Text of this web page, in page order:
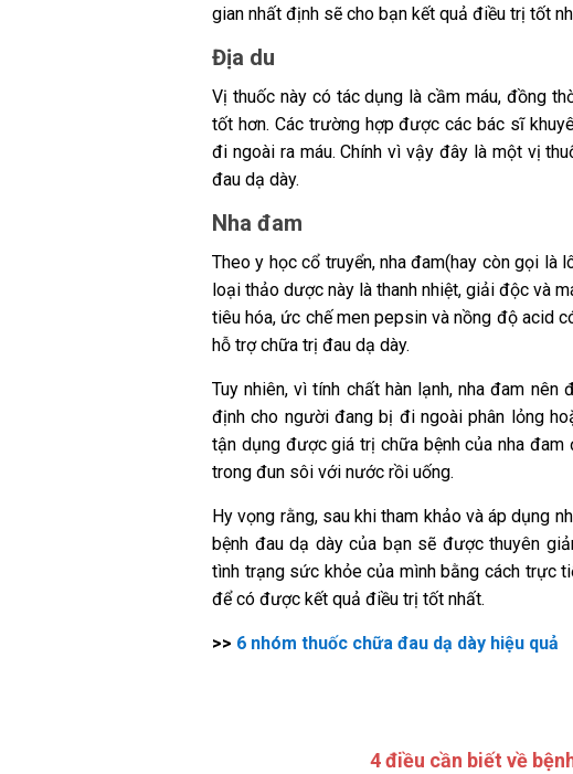
gian nhất định sẽ cho bạn kết quả điều trị tốt
Địa du
Vị thuốc này có tác dụng là cầm máu, đồng
tốt hơn. Các trường hợp được các bác sĩ
đi ngoài ra máu. Chính vì vậy đây là một vị
đau dạ dày.
Nha đam
Theo y học cổ truyển, nha đam(hay còn gọi là
loại thảo dược này là thanh nhiệt, giải độc và
tiêu hóa, ức chế men pepsin và nồng độ acid
hỗ trợ chữa trị đau dạ dày.
Tuy nhiên, vì tính chất hàn lạnh, nha đam
định cho người đang bị đi ngoài phân lỏng
tận dụng được giá trị chữa bệnh của nha
trong đun sôi với nước rồi uống.
Hy vọng rằng, sau khi tham khảo và áp dụng
bệnh đau dạ dày của bạn sẽ được thuyên
tình trạng sức khỏe của mình bằng cách trực
để có được kết quả điều trị tốt nhất.
>> 6 nhóm thuốc chữa đau dạ dày hiệu quả
4 điều cần biết về